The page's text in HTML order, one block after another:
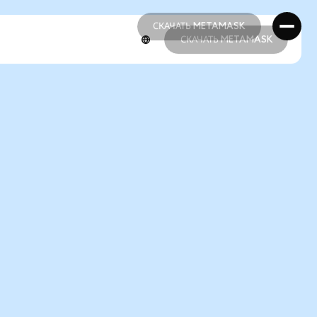
СКАЧАТЬ METAMASK
СКАЧАТЬ METAMASK
СКАЧАТЬ METAMASK